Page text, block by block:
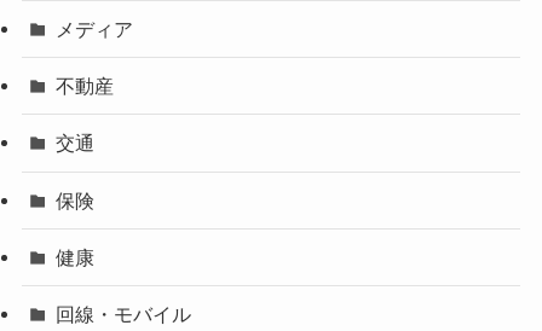
メディア
不動産
交通
保険
健康
回線・モバイル